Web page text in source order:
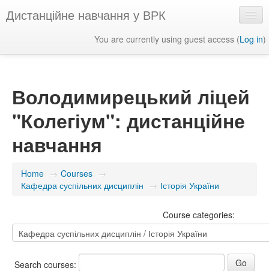
Дистанційне навчання у ВРК
You are currently using guest access (Log in)
Володимирецький ліцей
"Колегіум": дистанційне
навчання
Home → Courses →
Кафедра суспільних дисциплін → Історія України
Course categories:
Search courses: